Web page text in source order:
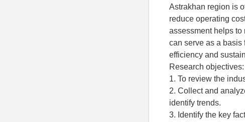
Astrakhan region is
reduce operating
assessment helps to
can serve as a basis
efficiency and
Research objectives:
1. To review the
2. Collect and
identify trends.
3. Identify the key